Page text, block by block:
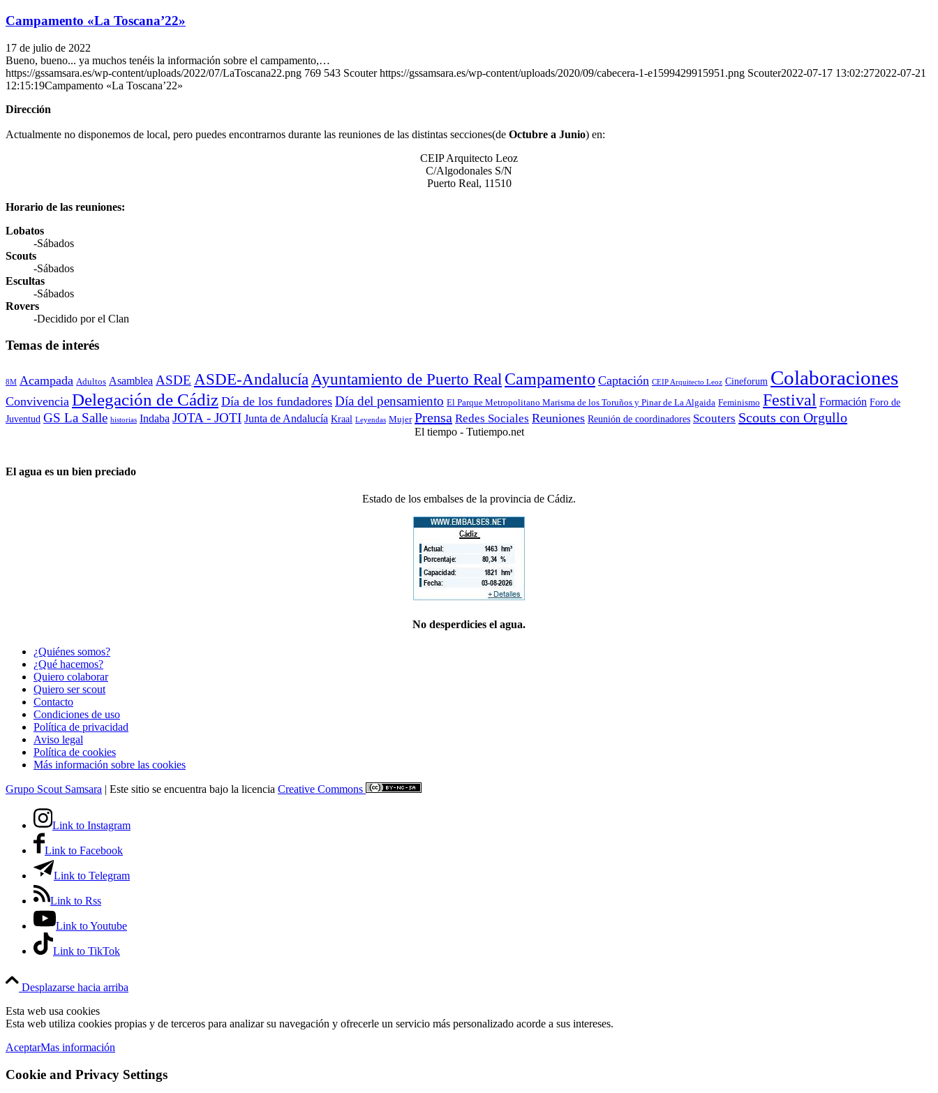
Campamento «La Toscana’22»
17 de julio de 2022
Bueno, bueno... ya muchos tenéis la información sobre el campamento,…
https://gssamsara.es/wp-content/uploads/2022/07/LaToscana22.png 769 543 Scouter https://gssamsara.es/wp-content/uploads/2020/09/cabecera-1-e1599429915951.png Scouter2022-07-17 13:02:272022-07-21
12:15:19Campamento «La Toscana’22»
Dirección
Actualmente no disponemos de local, pero puedes encontrarnos durante las reuniones de las distintas secciones(de Octubre a Junio) en:
CEIP Arquitecto Leoz
C/Algodonales S/N
Puerto Real, 11510
Horario de las reuniones:
Lobatos
-Sábados
Scouts
-Sábados
Escultas
-Sábados
Rovers
-Decidido por el Clan
Temas de interés
8M Acampada Adultos Asamblea ASDE ASDE-Andalucía Ayuntamiento de Puerto Real Campamento Captación CEIP Arquitecto Leoz Cineforum Colaboraciones
Convivencia Delegación de Cádiz Día de los fundadores Día del pensamiento El Parque Metropolitano Marisma de los Toruños y Pinar de La Algaida Feminismo Festival Formación Foro de
Juventud GS La Salle historias Indaba JOTA - JOTI Junta de Andalucía Kraal Leyendas Mujer Prensa Redes Sociales Reuniones Reunión de coordinadores Scouters Scouts con Orgullo
El tiempo - Tutiempo.net
El agua es un bien preciado
Estado de los embalses de la provincia de Cádiz.
No desperdicies el agua.
¿Quiénes somos?
¿Qué hacemos?
Quiero colaborar
Quiero ser scout
Contacto
Condiciones de uso
Política de privacidad
Aviso legal
Política de cookies
Más información sobre las cookies
Grupo Scout Samsara | Este sitio se encuentra bajo la licencia Creative Commons
Link to Instagram
Link to Facebook
Link to Telegram
Link to Rss
Link to Youtube
Link to TikTok
Desplazarse hacia arriba
Esta web usa cookies
Esta web utiliza cookies propias y de terceros para analizar su navegación y ofrecerle un servicio más personalizado acorde a sus intereses.
AceptarMas información
Cookie and Privacy Settings